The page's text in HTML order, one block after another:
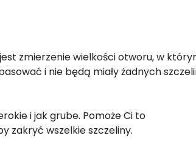
zmierzenie wielkości otworu, w
i nie będą miały żadnych
i jak grube. Pomoże Ci to
zakryć wszelkie szczeliny.